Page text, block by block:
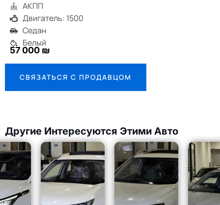
АКПП
Двигатель: 1500
Седан
Белый
57 000 ₪
СВЯЗАТЬСЯ С ПРОДАВЦОМ
Другие Интересуются Этими Авто